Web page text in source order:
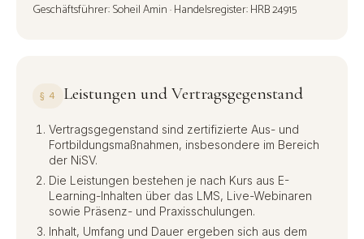
Geschäftsführer: Soheil Amin · Handelsregister: HRB 24915
§ 4 Leistungen und Vertragsgegenstand
Vertragsgegenstand sind zertifizierte Aus- und
Fortbildungsmaßnahmen, insbesondere im Bereich
der NiSV.
Die Leistungen bestehen je nach Kurs aus E-
Learning-Inhalten über das LMS, Live-Webinaren
sowie Präsenz- und Praxisschulungen.
Inhalt, Umfang und Dauer ergeben sich aus dem